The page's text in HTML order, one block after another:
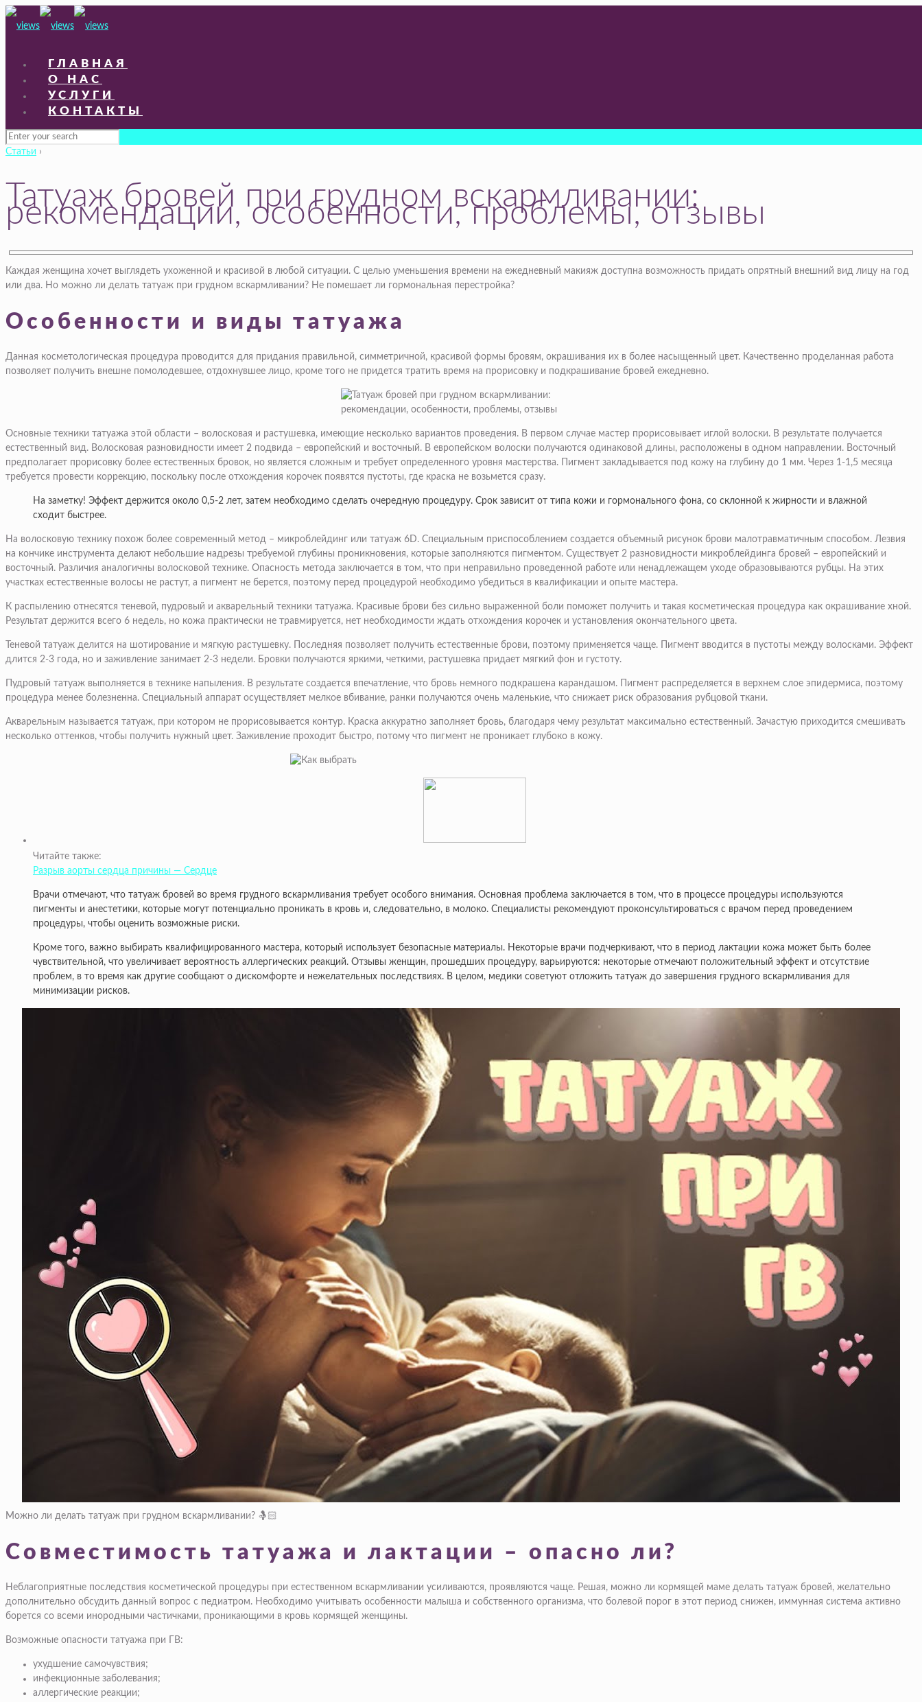
ГЛАВНАЯ
О НАС
УСЛУГИ
КОНТАКТЫ
Статьи ›
Татуаж бровей при грудном вскармливании:
рекомендации, особенности, проблемы, отзывы
Каждая женщина хочет выглядеть ухоженной и красивой в любой ситуации. С целью уменьшения времени на ежедневный макияж доступна возможность придать опрятный внешний вид лицу на год
или два. Но можно ли делать татуаж при грудном вскармливании? Не помешает ли гормональная перестройка?
Особенности и виды татуажа
Данная косметологическая процедура проводится для придания правильной, симметричной, красивой формы бровям, окрашивания их в более насыщенный цвет. Качественно проделанная работа
позволяет получить внешне помолодевшее, отдохнувшее лицо, кроме того не придется тратить время на прорисовку и подкрашивание бровей ежедневно.
Основные техники татуажа этой области – волосковая и растушевка, имеющие несколько вариантов проведения. В первом случае мастер прорисовывает иглой волоски. В результате получается
естественный вид. Волосковая разновидности имеет 2 подвида – европейский и восточный. В европейском волоски получаются одинаковой длины, расположены в одном направлении. Восточный
предполагает прорисовку более естественных бровок, но является сложным и требует определенного уровня мастерства. Пигмент закладывается под кожу на глубину до 1 мм. Через 1-1,5 месяца
требуется провести коррекцию, поскольку после отхождения корочек появятся пустоты, где краска не возьмется сразу.
На заметку! Эффект держится около 0,5-2 лет, затем необходимо сделать очередную процедуру. Срок зависит от типа кожи и гормонального фона, со склонной к жирности и влажной
сходит быстрее.
На волосковую технику похож более современный метод – микроблейдинг или татуаж 6D. Специальным приспособлением создается объемный рисунок брови малотравматичным способом. Лезвия
на кончике инструмента делают небольшие надрезы требуемой глубины проникновения, которые заполняются пигментом. Существует 2 разновидности микроблейдинга бровей – европейский и
восточный. Различия аналогичны волосковой технике. Опасность метода заключается в том, что при неправильно проведенной работе или ненадлежащем уходе образовываются рубцы. На этих
участках естественные волосы не растут, а пигмент не берется, поэтому перед процедурой необходимо убедиться в квалификации и опыте мастера.
К распылению отнесятся теневой, пудровый и акварельный техники татуажа. Красивые брови без сильно выраженной боли поможет получить и такая косметическая процедура как окрашивание хной.
Результат держится всего 6 недель, но кожа практически не травмируется, нет необходимости ждать отхождения корочек и установления окончательного цвета.
Теневой татуаж делится на шотирование и мягкую растушевку. Последняя позволяет получить естественные брови, поэтому применяется чаще. Пигмент вводится в пустоты между волосками. Эффект
длится 2-3 года, но и заживление занимает 2-3 недели. Бровки получаются яркими, четкими, растушевка придает мягкий фон и густоту.
Пудровый татуаж выполняется в технике напыления. В результате создается впечатление, что бровь немного подкрашена карандашом. Пигмент распределяется в верхнем слое эпидермиса, поэтому
процедура менее болезненна. Специальный аппарат осуществляет мелкое вбивание, ранки получаются очень маленькие, что снижает риск образования рубцовой ткани.
Акварельным называется татуаж, при котором не прорисовывается контур. Краска аккуратно заполняет бровь, благодаря чему результат максимально естественный. Зачастую приходится смешивать
несколько оттенков, чтобы получить нужный цвет. Заживление проходит быстро, потому что пигмент не проникает глубоко в кожу.
Читайте также:
Разрыв аорты сердца причины — Сердце
Врачи отмечают, что татуаж бровей во время грудного вскармливания требует особого внимания. Основная проблема заключается в том, что в процессе процедуры используются
пигменты и анестетики, которые могут потенциально проникать в кровь и, следовательно, в молоко. Специалисты рекомендуют проконсультироваться с врачом перед проведением
процедуры, чтобы оценить возможные риски.
Кроме того, важно выбирать квалифицированного мастера, который использует безопасные материалы. Некоторые врачи подчеркивают, что в период лактации кожа может быть более
чувствительной, что увеличивает вероятность аллергических реакций. Отзывы женщин, прошедших процедуру, варьируются: некоторые отмечают положительный эффект и отсутствие
проблем, в то время как другие сообщают о дискомфорте и нежелательных последствиях. В целом, медики советуют отложить татуаж до завершения грудного вскармливания для
минимизации рисков.
Можно ли делать татуаж при грудном вскармливании? 🤱🏻
Совместимость татуажа и лактации – опасно ли?
Неблагоприятные последствия косметической процедуры при естественном вскармливании усиливаются, проявляются чаще. Решая, можно ли кормящей маме делать татуаж бровей, желательно
дополнительно обсудить данный вопрос с педиатром. Необходимо учитывать особенности малыша и собственного организма, что болевой порог в этот период снижен, иммунная система активно
борется со всеми инородными частичками, проникающими в кровь кормящей женщины.
Возможные опасности татуажа при ГВ:
ухудшение самочувствия;
инфекционные заболевания;
аллергические реакции;